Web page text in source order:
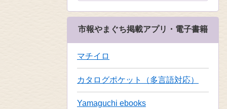
市報やまぐち掲載アプリ・電子書籍
マチイロ
カタログポケット（多言語対応）
Yamaguchi ebooks